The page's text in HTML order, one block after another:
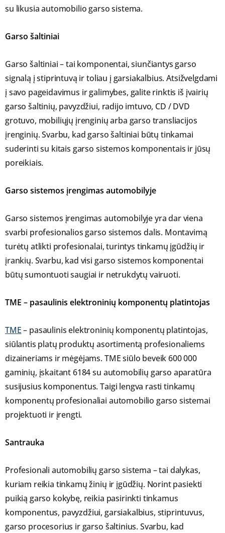
su likusia automobilio garso sistema.
Garso šaltiniai
Garso šaltiniai – tai komponentai, siunčiantys garso
signalą į stiprintuvą ir toliau į garsiakalbius. Atsižvelgdami
į savo pageidavimus ir galimybes, galite rinktis iš įvairių
garso šaltinių, pavyzdžiui, radijo imtuvo, CD / DVD
grotuvo, mobiliųjų įrenginių arba garso transliacijos
įrenginių. Svarbu, kad garso šaltiniai būtų tinkamai
suderinti su kitais garso sistemos komponentais ir jūsų
poreikiais.
Garso sistemos įrengimas automobilyje
Garso sistemos įrengimas automobilyje yra dar viena
svarbi profesionalios garso sistemos dalis. Montavimą
turėtų atlikti profesionalai, turintys tinkamų įgūdžių ir
įrankių. Svarbu, kad visi garso sistemos komponentai
būtų sumontuoti saugiai ir netrukdytų vairuoti.
TME – pasaulinis elektroninių komponentų platintojas
TME– pasaulinis elektroninių komponentų platintojas,
siūlantis platų produktų asortimentą profesionaliems
dizaineriams ir mėgėjams. TME siūlo beveik 600 000
gaminių, įskaitant 6184 su automobilių garso aparatūra
susijusius komponentus. Taigi lengva rasti tinkamų
komponentų profesionaliai automobilio garso sistemai
projektuoti ir įrengti.
Santrauka
Profesionali automobilių garso sistema – tai dalykas,
kuriam reikia tinkamų žinių ir įgūdžių. Norint pasiekti
puikią garso kokybę, reikia pasirinkti tinkamus
komponentus, pavyzdžiui, garsiakalbius, stiprintuvus,
garso procesorius ir garso šaltinius. Svarbu, kad